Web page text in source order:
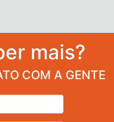
mais?
COM A GENTE